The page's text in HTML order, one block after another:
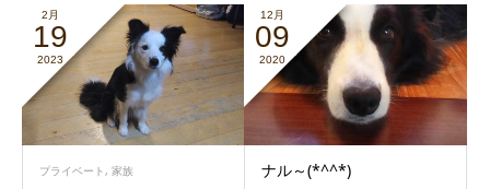
2月
19
2023
プライベート, 家族
12月
09
2020
ナル～(*^^*)